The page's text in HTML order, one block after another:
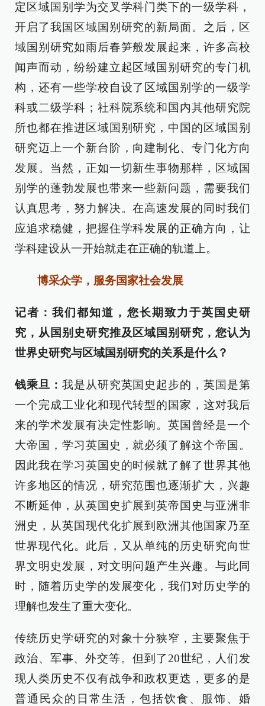
定区域国别学为交叉学科门类下的一级学科，
开启了我国区域国别研究的新局面。之后，区
域国别研究如雨后春笋般发展起来，许多高校
闻声而动，纷纷建立起区域国别研究的专门机
构，还有一些学校自设了区域国别学的一级学
科或二级学科；社科院系统和国内其他研究院
所也都在推进区域国别研究，中国的区域国别
研究迈上一个新台阶，向建制化、专门化方向
发展。当然，正如一切新生事物那样，区域国
别学的蓬勃发展也带来一些新问题，需要我们
认真思考，努力解决。在高速发展的同时我们
应追求稳健，把握住学科发展的正确方向，让
学科建设从一开始就走在正确的轨道上。
博采众学，服务国家社会发展
记者：我们都知道，您长期致力于英国史研
究，从国别史研究推及区域国别研究，您认为
世界史研究与区域国别研究的关系是什么？
钱乘旦： 我是从研究英国史起步的，英国是第
一个完成工业化和现代转型的国家，这对我后
来的学术发展有决定性影响。英国曾经是一个
大帝国，学习英国史，就必须了解这个帝国。
因此我在学习英国史的时候就了解了世界其他
许多地区的情况，研究范围也逐渐扩大，兴趣
不断延伸，从英国史扩展到英帝国史与亚洲非
洲史，从英国现代化扩展到欧洲其他国家乃至
世界现代化。此后，又从单纯的历史研究向世
界文明史发展，对文明问题产生兴趣。与此同
时，随着历史学的发展变化，我们对历史学的
理解也发生了重大变化。
传统历史学研究的对象十分狭窄，主要聚焦于
政治、军事、外交等。但到了20世纪，人们发
现人类历史不仅有战争和政权更迭，更多的是
普通民众的日常生活，包括饮食、服饰、婚